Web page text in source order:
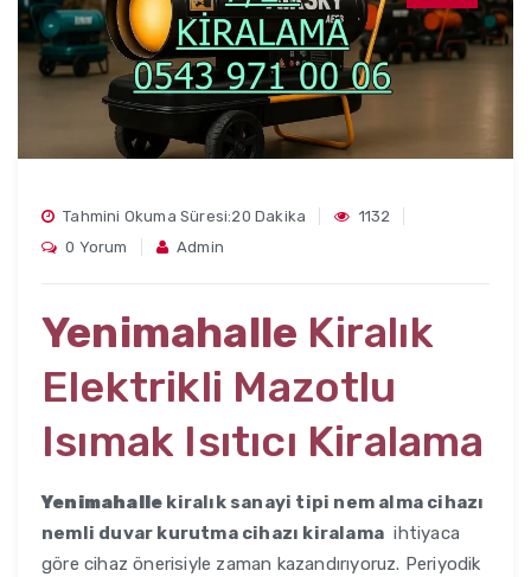
Tahmini Okuma Süresi:20 Dakika
1132
0 Yorum
Admin
Yenimahalle Kiralık
Elektrikli Mazotlu
Isımak Isıtıcı Kiralama
Yenimahalle kiralık sanayi tipi nem alma cihazı
nemli duvar kurutma cihazı kiralama ihtiyaca
göre cihaz önerisiyle zaman kazandırıyoruz. Periyodik